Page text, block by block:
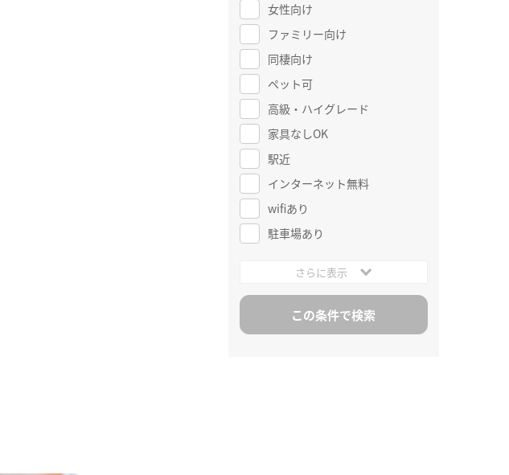
女性向け
ファミリー向け
同棲向け
ペット可
高級・ハイグレード
家具なしOK
駅近
インターネット無料
wifiあり
駐車場あり
さらに表示